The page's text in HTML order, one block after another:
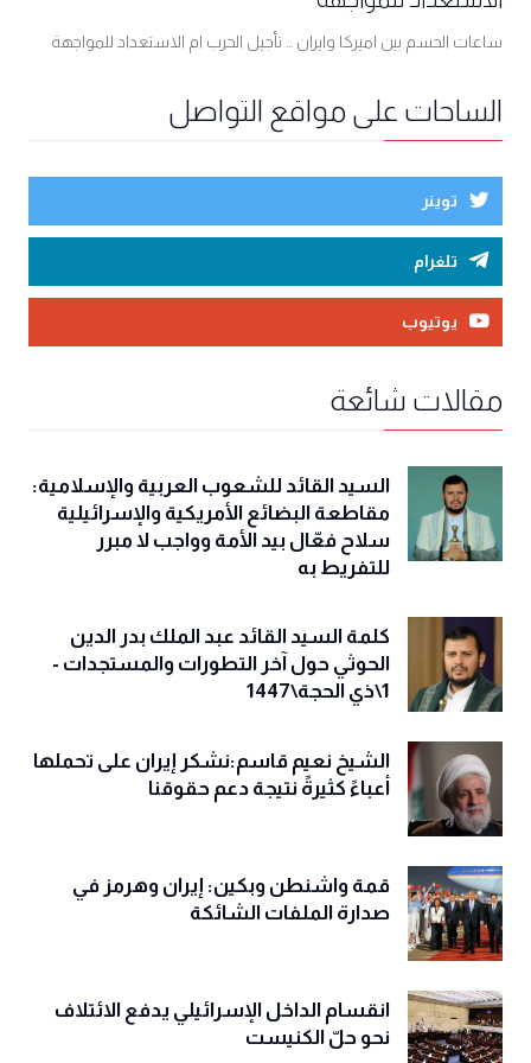
ساعات الحسم بين اميركا وايران ... تأجيل الحرب ام الاستعداد للمواجهة
الساحات على مواقع التواصل
توينر
تلغرام
يوتيوب
مقالات شائعة
السيد القائد للشعوب العربية والإسلامية:
مقاطعة البضائع الأمريكية والإسرائيلية
سلاح فعّال بيد الأمة وواجب لا مبرر
للتفريط به
كلمة السيد القائد عبد الملك بدر الدين
الحوثي حول آخر التطورات والمستجدات -
1\ذي الحجة\1447
الشيخ نعيم قاسم:نشكر إيران على تحملها
أعباءً كثيرةً نتيجة دعم حقوقنا
قمة واشنطن وبكين: إيران وهرمز في
صدارة الملفات الشائكة
انقسام الداخل الإسرائيلي يدفع الائتلاف
نحو حلّ الكنيست